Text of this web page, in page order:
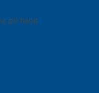
giỏ hàng.